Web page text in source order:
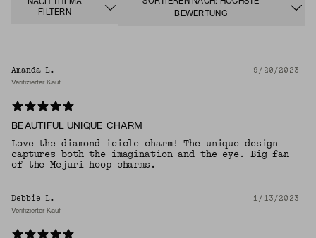
NACH THEMA
FILTERN
BEWERTUNG
Amanda L. 9/20/2023
Verifizierter Kauf
BEAUTIFUL UNIQUE CHARM
Love the diamond icicle charm! The unique design
captures both the imagination and the eye. Big fan
of the Mejuri hoop charms.
Debbie L. 1/13/2023
Verifizierter Kauf